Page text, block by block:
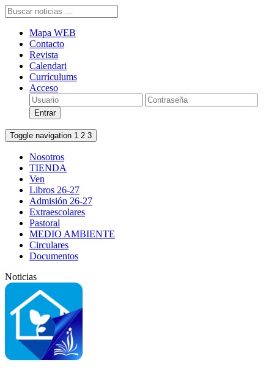
Mapa WEB
Contacto
Revista
Calendari
Currículums
Acceso
Toggle navigation 1 2 3
Nosotros
TIENDA
Ven
Libros 26-27
Admisión 26-27
Extraescolares
Pastoral
MEDIO AMBIENTE
Circulares
Documentos
Noticias